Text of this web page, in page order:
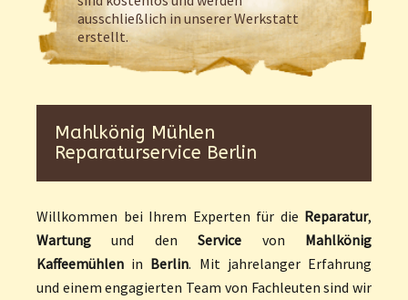
ausschließlich in unserer Werkstatt
erstellt.
Mahlkönig Mühlen
Reparaturservice Berlin
Willkommen bei Ihrem Experten für die Reparatur,
Wartung und denService von Mahlkönig
Kaffeemühlen in Berlin. Mit jahrelanger Erfahrung
und einem engagierten Team von Fachleuten sind wir